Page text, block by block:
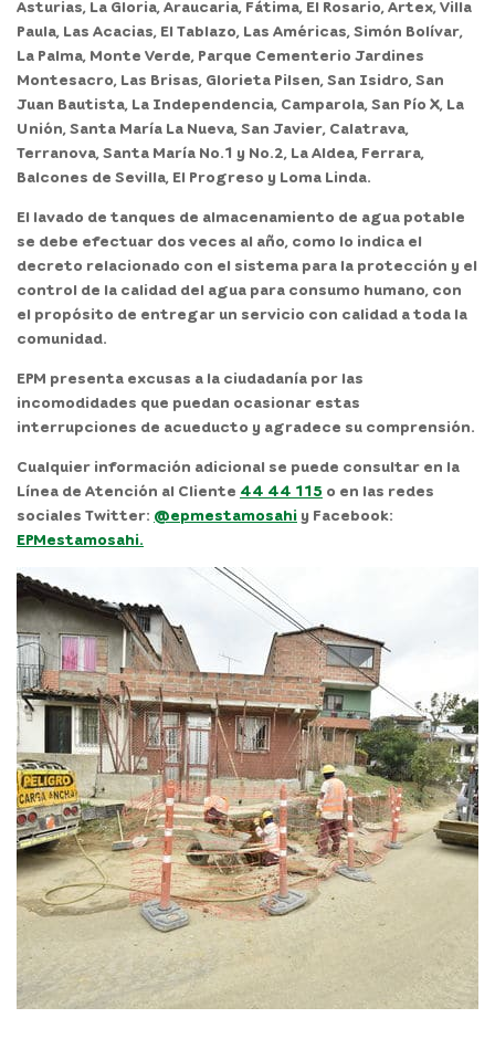
Asturias, La Gloria, Araucaria, Fátima, El Rosario, Artex, Villa
Paula, Las Acacias, El Tablazo, Las Américas, Simón Bolívar,
La Palma, Monte Verde, Parque Cementerio Jardines
Montesacro, Las Brisas, Glorieta Pilsen, San Isidro, San
Juan Bautista, La Independencia, Camparola, San Pío X, La
Unión, Santa María La Nueva, San Javier, Calatrava,
Terranova, Santa María No.1 y No.2, La Aldea, Ferrara,
Balcones de Sevilla, El Progreso y Loma Linda.
El lavado de tanques de almacenamiento de agua potable
se debe efectuar dos veces al año, como lo indica el
decreto relacionado con el sistema para la protección y el
control de la calidad del agua para consumo humano, con
el propósito de entregar un servicio con calidad a toda la
comunidad.
EPM presenta excusas a la ciudadanía por las
incomodidades que puedan ocasionar estas
interrupciones de acueducto y agradece su comprensión.
Cualquier información adicional se puede consultar en la
Línea de Atención al Cliente 44 44 115 o en las redes
sociales Twitter: @epmestamosahi y Facebook:
EPMestamosahi.